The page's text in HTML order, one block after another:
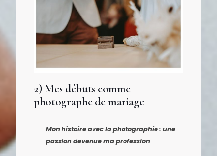
2) Mes débuts comme
photographe de mariage
Mon histoire avec la photographie : une
passion devenue ma profession